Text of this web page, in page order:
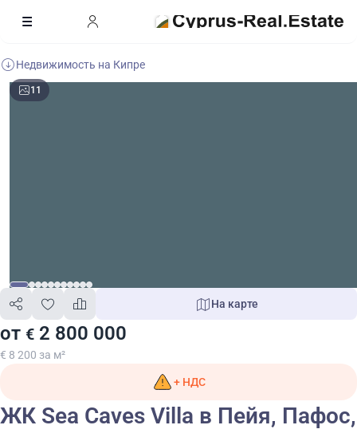
Недвижимость на Кипре
11
от € 2 800 000
€ 8 200 за м²
На карте
+ НДС
ЖК Sea Caves Villa в Пейя, Пафос,